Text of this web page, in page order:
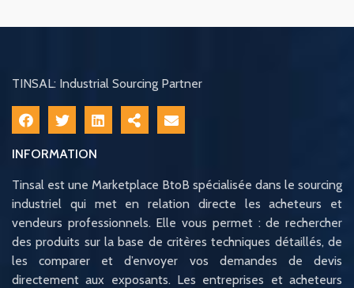
TINSAL: Industrial Sourcing Partner
INFORMATION
Tinsal est une Marketplace BtoB spécialisée dans le sourcing
industriel qui met en relation directe les acheteurs et
vendeurs professionnels. Elle vous permet : de rechercher
des produits sur la base de critères techniques détaillés, de
les comparer et d’envoyer vos demandes de devis
directement aux exposants. Les entreprises et acheteurs